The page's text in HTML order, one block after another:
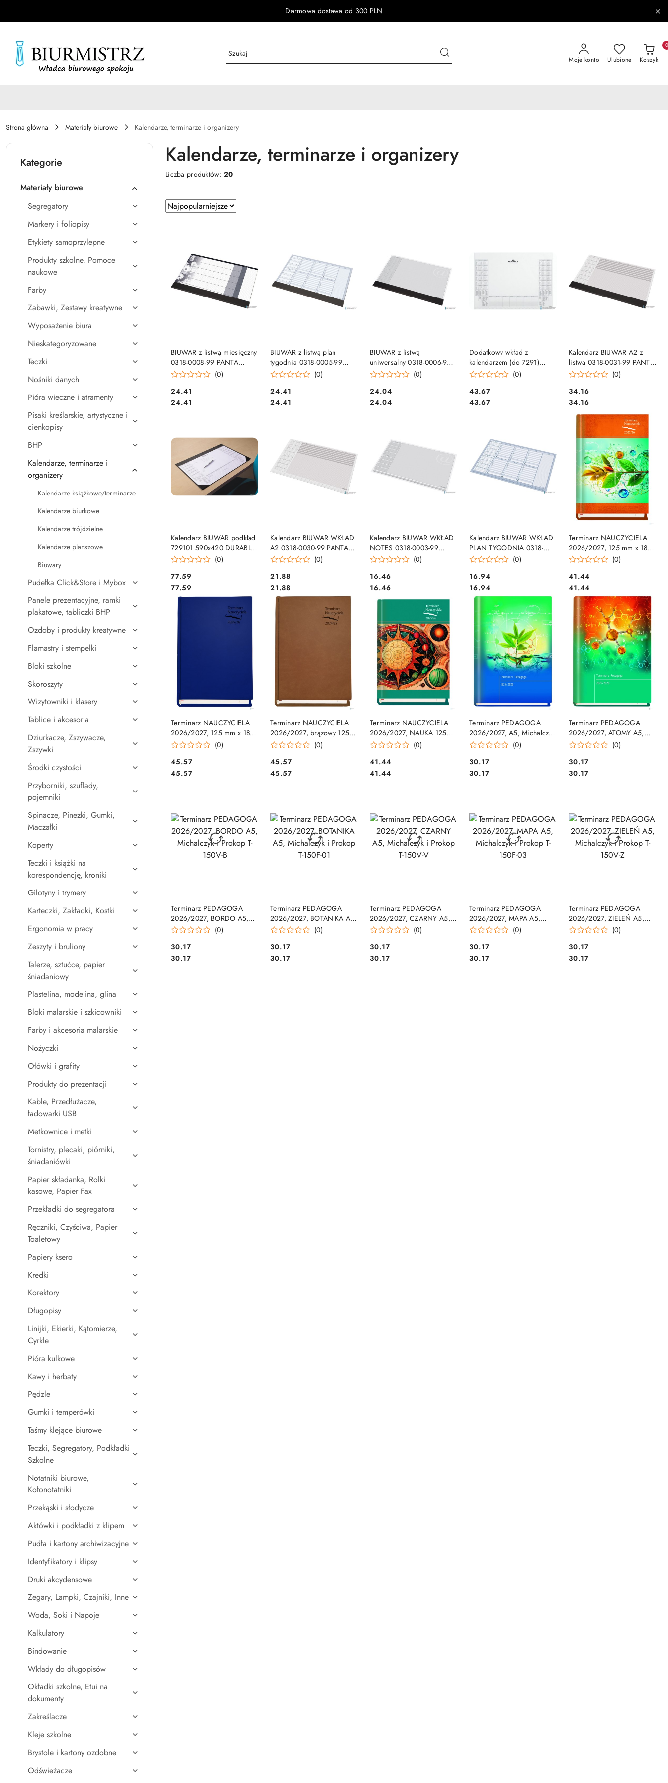
Darmowa dostawa od 300 PLN
Moje konto Ulubione Koszyk
0
Strona główna Materiały biurowe Kalendarze, terminarze i organizery
Kategorie
Materiały biurowe
Segregatory
Markery i foliopisy
Etykiety samoprzylepne
Produkty szkolne, Pomoce
naukowe
Farby
Zabawki, Zestawy kreatywne
Wyposażenie biura
Nieskategoryzowane
Teczki
Nośniki danych
Pióra wieczne i atramenty
Pisaki kreślarskie, artystyczne i
cienkopisy
BHP
Kalendarze, terminarze i
organizery
Kalendarze książkowe/terminarze
Kalendarze biurkowe
Kalendarze trójdzielne
Kalendarze planszowe
Biuwary
Pudełka Click&Store i Mybox
Panele prezentacyjne, ramki
plakatowe, tabliczki BHP
Ozdoby i produkty kreatywne
Flamastry i stempelki
Bloki szkolne
Skoroszyty
Wizytowniki i klasery
Tablice i akcesoria
Dziurkacze, Zszywacze,
Zszywki
Środki czystości
Przyborniki, szuflady,
pojemniki
Spinacze, Pinezki, Gumki,
Maczałki
Koperty
Teczki i książki na
korespondencję, kroniki
Gilotyny i trymery
Karteczki, Zakładki, Kostki
Ergonomia w pracy
Zeszyty i bruliony
Talerze, sztućce, papier
śniadaniowy
Plastelina, modelina, glina
Bloki malarskie i szkicowniki
Farby i akcesoria malarskie
Nożyczki
Ołówki i grafity
Produkty do prezentacji
Kable, Przedłużacze,
ładowarki USB
Metkownice i metki
Tornistry, plecaki, piórniki,
śniadaniówki
Papier składanka, Rolki
kasowe, Papier Fax
Przekładki do segregatora
Ręczniki, Czyściwa, Papier
Toaletowy
Papiery ksero
Kredki
Korektory
Długopisy
Linijki, Ekierki, Kątomierze,
Cyrkle
Pióra kulkowe
Kawy i herbaty
Pędzle
Gumki i temperówki
Taśmy klejące biurowe
Teczki, Segregatory, Podkładki
Szkolne
Notatniki biurowe,
Kołonotatniki
Przekąski i słodycze
Aktówki i podkładki z klipem
Pudła i kartony archiwizacyjne
Identyfikatory i klipsy
Druki akcydensowe
Zegary, Lampki, Czajniki, Inne
Woda, Soki i Napoje
Kalkulatory
Bindowanie
Wkłady do długopisów
Okładki szkolne, Etui na
dokumenty
Zakreślacze
Kleje szkolne
Brystole i kartony ozdobne
Odświeżacze
Kalendarze, terminarze i organizery
Liczba produktów:20
Zastosowano
sortowanie:
Sortuj
według
BIUWAR z listwą miesięczny
0318-0008-99 PANTA
PLAST 407x330mm
(0)
Cena:
24.41
Cena:
24.41
DO KOSZYKA
BIUWAR z listwą plan
tygodnia 0318-0005-99
PANTA PLAST 2026/2027r.
(0)
Cena:
24.41
Cena:
24.41
DO KOSZYKA
BIUWAR z listwą
uniwersalny 0318-0006-99
PANTA PLAST 470x330mm
(0)
Cena:
24.04
Cena:
24.04
DO KOSZYKA
Dodatkowy wkład z
kalendarzem (do 7291)
570x410 biały 729202
(0)
Cena:
43.67
Cena:
43.67
DO KOSZYKA
Kalendarz BIUWAR A2 z
listwą 0318-0031-99 PANTA
PLAST 2026/2027r.
(0)
Cena:
34.16
Cena:
34.16
DO KOSZYKA
Kalendarz BIUWAR podkład
729101 590x420 DURABLE
(26r)
(0)
Cena:
77.59
Cena:
77.59
DO KOSZYKA
Kalendarz BIUWAR WKŁAD
A2 0318-0030-99 PANTA
PLAST 2026/2027r.
(0)
Cena:
21.88
Cena:
21.88
DO KOSZYKA
Kalendarz BIUWAR WKŁAD
NOTES 0318-0003-99
PANTA PLAST 2026/2027r.
(0)
Cena:
16.46
Cena:
16.46
DO KOSZYKA
Kalendarz BIUWAR WKŁAD
PLAN TYGODNIA 0318-
0002-99 PANTA PLAST
(0)
Cena:
16.94
Cena:
16.94
DO KOSZYKA
Terminarz NAUCZYCIELA
2026/2027, 125 mm x 185
mm, Michalczyk i Prokop T-
(0)
Cena:
41.44
Cena:
41.44
DO KOSZYKA
Terminarz NAUCZYCIELA
2026/2027, 125 mm x 185
mm, Michalczyk i Prokop T-
(0)
Cena:
45.57
Cena:
45.57
DO KOSZYKA
Terminarz NAUCZYCIELA
2026/2027, brązowy 125
mm x 185 mm, Michalczyk i
(0)
Cena:
45.57
Cena:
45.57
DO KOSZYKA
Terminarz NAUCZYCIELA
2026/2027, NAUKA 125
mm x 185 mm, Michalczyk i
(0)
Cena:
41.44
Cena:
41.44
DO KOSZYKA
Terminarz PEDAGOGA
2026/2027, A5, Michalczyk
i Prokop T-150F-02
(0)
Cena:
30.17
Cena:
30.17
DO KOSZYKA
Terminarz PEDAGOGA
2026/2027, ATOMY A5,
Michalczyk i Prokop T-150F-
(0)
Cena:
30.17
Cena:
30.17
DO KOSZYKA
Terminarz PEDAGOGA
2026/2027, BORDO A5,
Michalczyk i Prokop T-150V-
(0)
Cena:
30.17
Cena:
30.17
DO KOSZYKA
Terminarz PEDAGOGA
2026/2027, BOTANIKA A5,
Michalczyk i Prokop T-150F-
(0)
Cena:
30.17
Cena:
30.17
DO KOSZYKA
Terminarz PEDAGOGA
2026/2027, CZARNY A5,
Michalczyk i Prokop T-150V-
(0)
Cena:
30.17
Cena:
30.17
DO KOSZYKA
Terminarz PEDAGOGA
2026/2027, MAPA A5,
Michalczyk i Prokop T-150F-
(0)
Cena:
30.17
Cena:
30.17
DO KOSZYKA
Terminarz PEDAGOGA
2026/2027, ZIELEŃ A5,
Michalczyk i Prokop T-150V-
(0)
Cena:
30.17
Cena:
30.17
DO KOSZYKA